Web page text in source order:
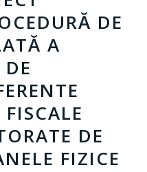
DE
A
DE
FIZICE